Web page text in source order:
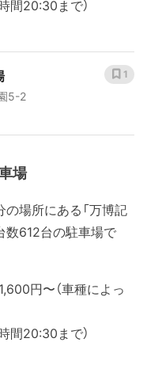
間20:30まで）
5-2
1
場
場所にある「万博記
数612台の駐車場で
円〜（車種によっ
間20:30まで）